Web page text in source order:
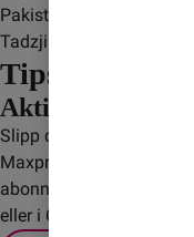
Pakistan, Qatar,
Tadzjikistan, Taiwan,
Tips! Undvik
Aktivera Maxpris
Slipp dyra
Maxpris sätter du själv
abonnemanget. Du
eller i Comviq-appen.